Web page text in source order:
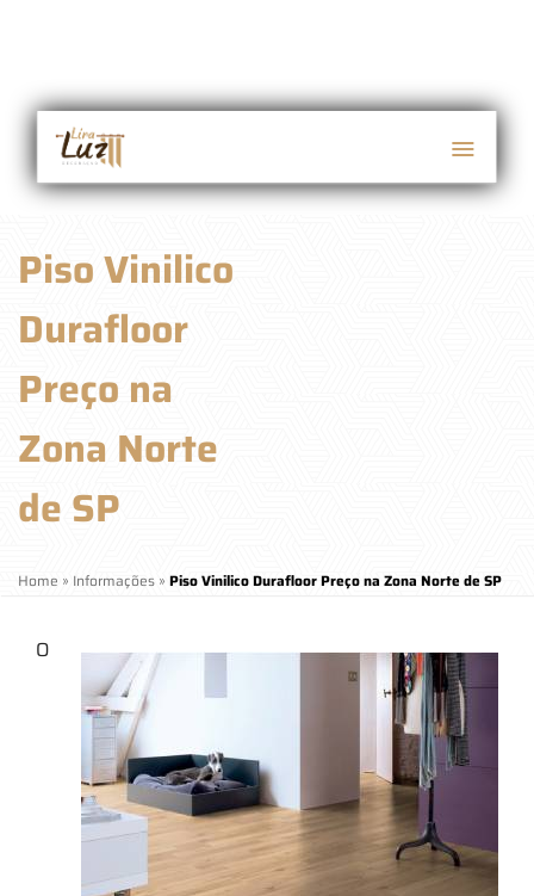
Piso Vinilico
Durafloor
Preço na
Zona Norte
de SP
Home » Informações » Piso Vinilico Durafloor Preço na Zona Norte de SP
O